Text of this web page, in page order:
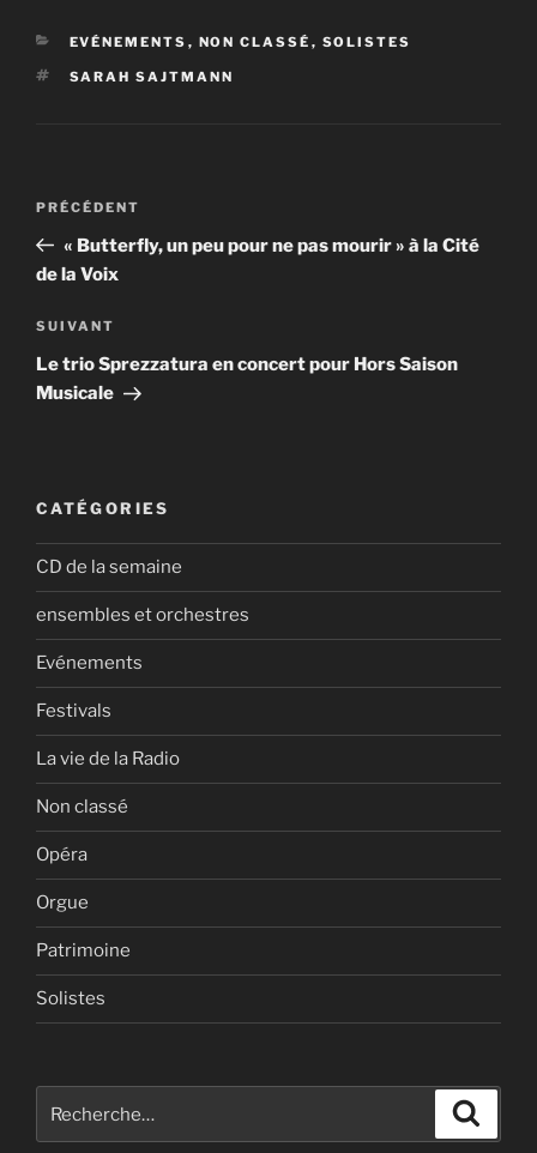
CATÉGORIES
EVÉNEMENTS , NON CLASSÉ , SOLISTES
ÉTIQUETTES
SARAH SAJTMANN
Navigation
l’article
Article
précédent
PRÉCÉDENT
« Butterfly, un peu pour ne pas mourir » à la Cité
de la Voix
Article
suivant
SUIVANT
Le trio Sprezzatura en concert pour Hors Saison
Musicale
CATÉGORIES
CD de la semaine
ensembles et orchestres
Evénements
Festivals
La vie de la Radio
Non classé
Opéra
Orgue
Patrimoine
Solistes
pour